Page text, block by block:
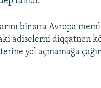
bir sıra Avropa
adiselerni diqqatnen
yol açmamağa